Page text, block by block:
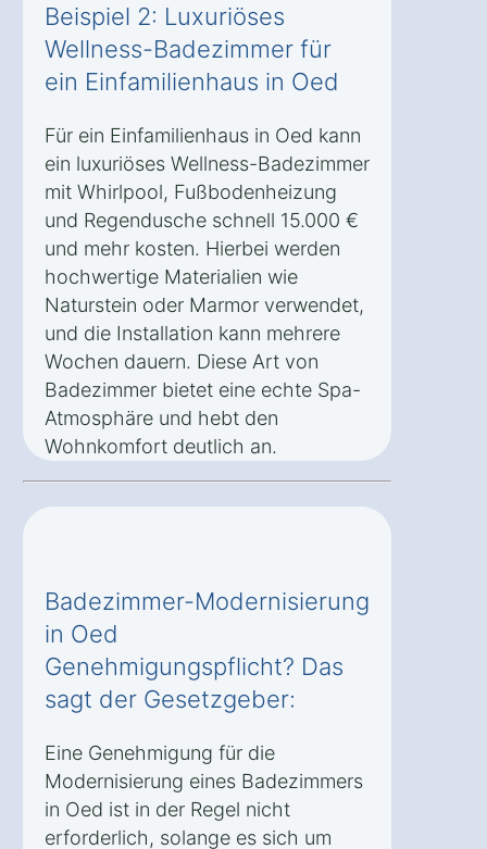
Beispiel 2: Luxuriöses
Wellness-Badezimmer für
ein Einfamilienhaus in Oed
Für ein Einfamilienhaus in Oed kann
ein luxuriöses Wellness-Badezimmer
mit Whirlpool, Fußbodenheizung
und Regendusche schnell 15.000 €
und mehr kosten. Hierbei werden
hochwertige Materialien wie
Naturstein oder Marmor verwendet,
und die Installation kann mehrere
Wochen dauern. Diese Art von
Badezimmer bietet eine echte Spa-
Atmosphäre und hebt den
Wohnkomfort deutlich an.
Badezimmer-Modernisierung
in Oed
Genehmigungspflicht? Das
sagt der Gesetzgeber:
Eine Genehmigung für die
Modernisierung eines Badezimmers
in Oed ist in der Regel nicht
erforderlich, solange es sich um